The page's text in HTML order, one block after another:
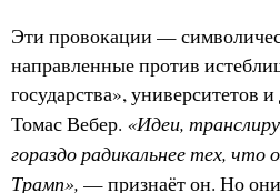
Эти провокации —
направленные против
государства», университетов
Томас Вебер. «Идеи,
гораздо радикальнее тех, что
Трамп», — признаёт он. Но